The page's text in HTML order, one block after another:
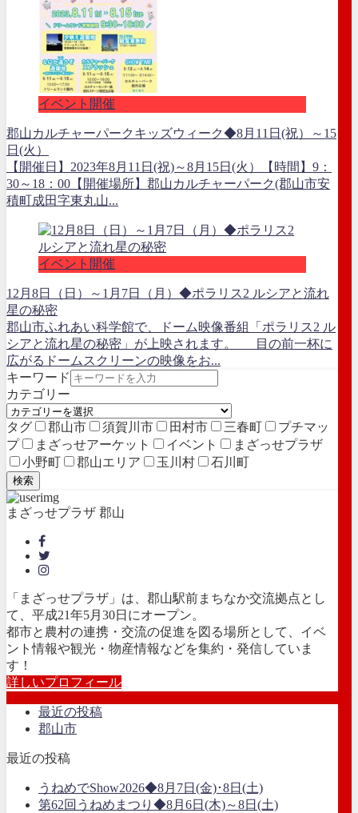
イベント開催
郡山カルチャーパークキッズウィーク◆8月11日(祝）～15
日(火）
【開催日】2023年8月11日(祝)～8月15日(火）【時間】9：
30～18：00【開催場所】郡山カルチャーパーク(郡山市安
積町成田字東丸山...
イベント開催
12月8日（日）～1月7日（月）◆ポラリス2 ルシアと流れ
星の秘密
郡山市ふれあい科学館で、ドーム映像番組「ポラリス2 ル
シアと流れ星の秘密」が上映されます。 目の前一杯に
広がるドームスクリーンの映像をお...
キーワード
カテゴリー
タグ 郡山市 須賀川市 田村市 三春町
プチマッ
プ
まざっせアーケット イベント
まざっせプラザ
小野町
郡山エリア 玉川村 石川町
検索
まざっせプラザ 郡山
「まざっせプラザ」は、郡山駅前まちなか交流拠点とし
て、平成21年5月30日にオープン。
都市と農村の連携・交流の促進を図る場所として、イベ
ント情報や観光・物産情報などを集約・発信していま
す！
詳しいプロフィール
最近の投稿
郡山市
最近の投稿
うねめでShow2026◆8月7日(金)･8日(土)
第62回うねめまつり◆8月6日(木)～8日(土)